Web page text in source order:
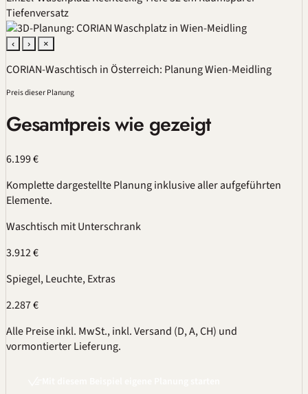
Tiefenversatz
‹ › ×
CORIAN-Waschtisch in Österreich: Planung Wien-Meidling
Preis dieser Planung
Gesamtpreis wie gezeigt
6.199 €
Komplette dargestellte Planung inklusive aller aufgeführten
Elemente.
Waschtisch mit Unterschrank
3.912 €
Spiegel, Leuchte, Extras
2.287 €
Alle Preise inkl. MwSt., inkl. Versand (D, A, CH) und
vormontierter Lieferung.